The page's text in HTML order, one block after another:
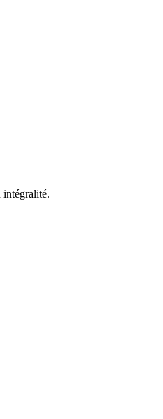
intégralité.